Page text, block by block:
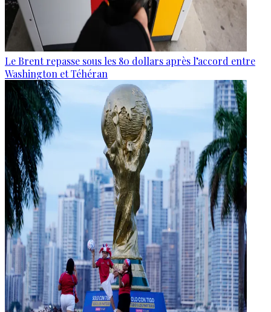
Le Brent repasse sous les 80 dollars après l’accord entre
Washington et Téhéran